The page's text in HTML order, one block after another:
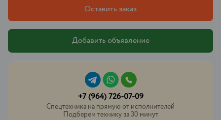
Оставить заказ
Добавить объявление
+7 (964) 726-07-09
Спецтехника на прямую от исполнителей
Подберем технику за 30 минут